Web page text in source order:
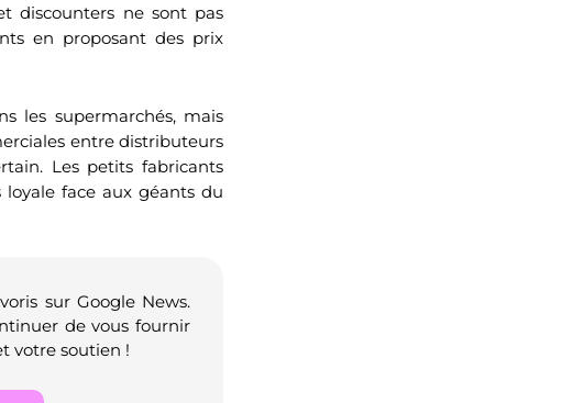
discounters ne sont pas
en proposant des prix
les supermarchés, mais
entre distributeurs
Les petits fabricants
face aux géants du
sur Google News.
de vous fournir
votre soutien !